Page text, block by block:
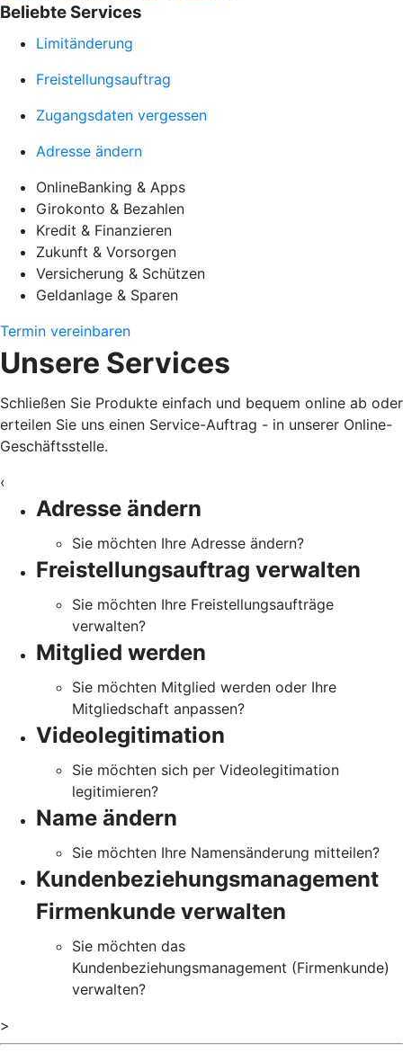
Beliebte Services
Limitänderung
Freistellungsauftrag
Zugangsdaten vergessen
Adresse ändern
OnlineBanking & Apps
Girokonto & Bezahlen
Kredit & Finanzieren
Zukunft & Vorsorgen
Versicherung & Schützen
Geldanlage & Sparen
Termin vereinbaren
Unsere Services
Schließen Sie Produkte einfach und bequem online ab oder
erteilen Sie uns einen Service-Auftrag - in unserer Online-
Geschäftsstelle.
‹
Adresse ändern
Sie möchten Ihre Adresse ändern?
Freistellungsauftrag verwalten
Sie möchten Ihre Freistellungsaufträge
verwalten?
Mitglied werden
Sie möchten Mitglied werden oder Ihre
Mitgliedschaft anpassen?
Videolegitimation
Sie möchten sich per Videolegitimation
legitimieren?
Name ändern
Sie möchten Ihre Namensänderung mitteilen?
Kundenbeziehungsmanagement
Firmenkunde verwalten
Sie möchten das
Kundenbeziehungsmanagement (Firmenkunde)
verwalten?
>